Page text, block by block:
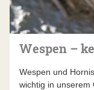
Wespen –
Wespen und
wichtig in unserem